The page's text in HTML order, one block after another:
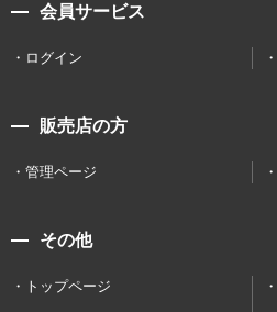
会員サービス
ログイン
販売店の方
管理ページ
その他
トップページ